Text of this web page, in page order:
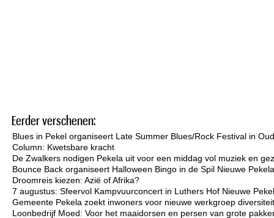
Eerder verschenen:
Blues in Pekel organiseert Late Summer Blues/Rock Festival in
Column: Kwetsbare kracht
De Zwalkers nodigen Pekela uit voor een middag vol muziek en
Bounce Back organiseert Halloween Bingo in de Spil Nieuwe Pekela
Droomreis kiezen: Azië of Afrika?
7 augustus: Sfeervol Kampvuurconcert in Luthers Hof Nieuwe
Gemeente Pekela zoekt inwoners voor nieuwe werkgroep
Loonbedrijf Moed: Voor het maaidorsen en persen van grote